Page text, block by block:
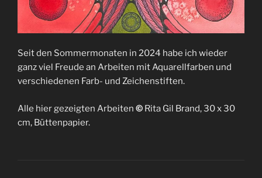
Seit den Sommermonaten in 2024 habe ich wieder
ganz viel Freude an Arbeiten mit Aquarellfarben und
verschiedenen Farb- und Zeichenstiften.
Alle hier gezeigten Arbeiten © Rita Gil Brand, 30 x 30
cm, Büttenpapier.